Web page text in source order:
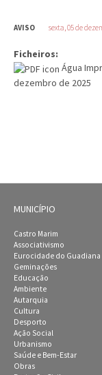
AVISO sexta, 05 de
Ficheiros:
Água
dezembro de 2025
MUNICÍPIO
Castro Marim
Associativismo
Eurocidade do Guadiana
Geminações
Educação
Ambiente
Autarquia
Cultura
Desporto
Ação Social
Urbanismo
Saúde e Bem-Estar
Obras